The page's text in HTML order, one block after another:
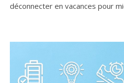
déconnecter en vacances pour